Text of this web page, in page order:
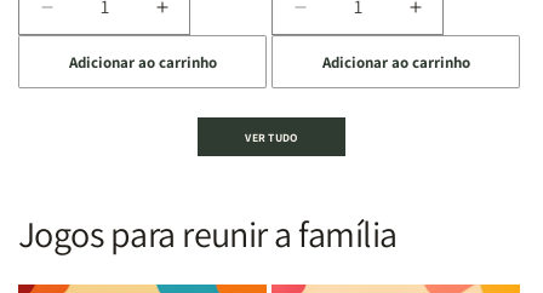
Diminuir
a
quantidade
de
Almeida
Aumentar
a
quantidade
de
Bíblia
Almeida
Adicionar ao carrinho
Diminuir
a
quantidade
de
Bíblia
PPM
|
Aumentar
a
quantidade
de
Adicionar ao carrinho
VER TUDO
Jogos para reunir a família